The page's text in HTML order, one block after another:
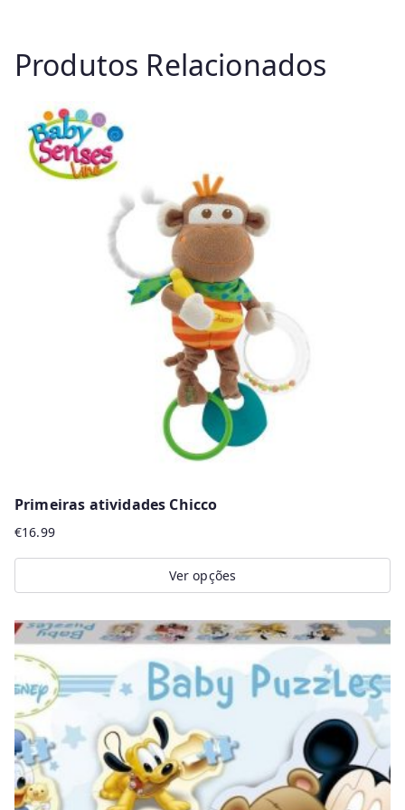
Produtos Relacionados
Primeiras atividades Chicco
€16.99
Ver opções
product
has
multiple
variants.
The
options
may